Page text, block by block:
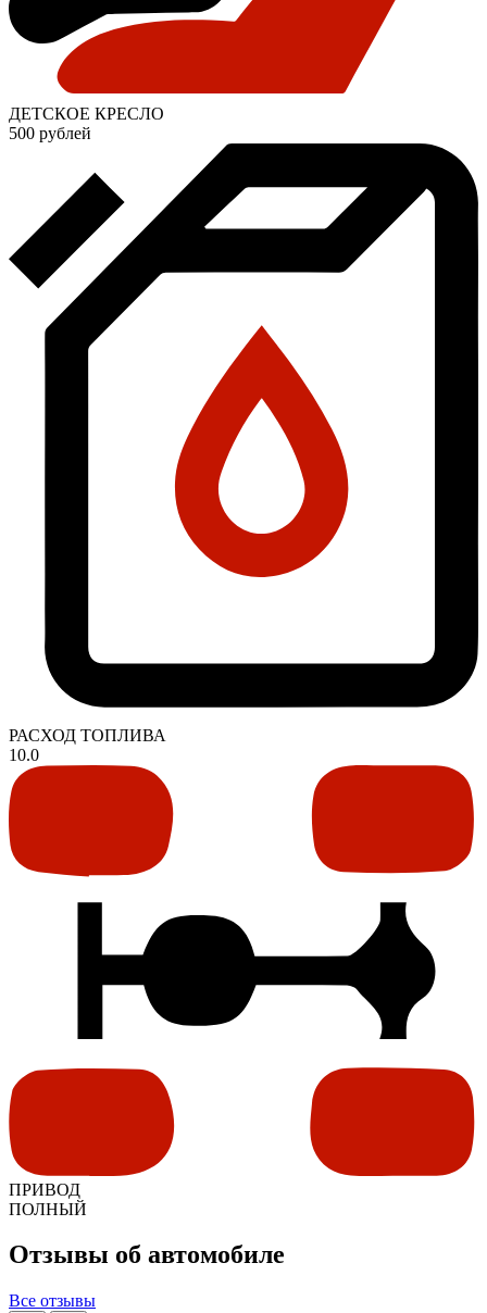
ДЕТСКОЕ КРЕСЛО
500 рублей
РАСХОД ТОПЛИВА
10.0
ПРИВОД
ПОЛНЫЙ
Отзывы об автомобиле
Все отзывы